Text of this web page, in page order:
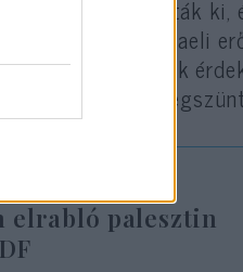
– alatt alakították ki,
Izrael és az izraeli
annak
fenyegetést
elrabló palesztin